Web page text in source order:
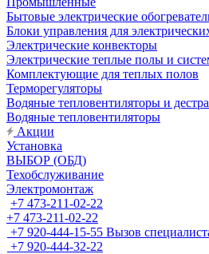
Бытовые электрические
Блоки управления для
Электрические конвекторы
Электрические теплые полы и
Комплектующие для теплых полов
Терморегуляторы
Водяные тепловентиляторы и
Водяные тепловентиляторы
Акции
Установка
ВЫБОР (ОБД)
Техобслуживание
Электромонтаж
+7 473-211-02-22
+7 473-211-02-22
+7 920-444-15-55 Вызов
+7 920-444-32-22